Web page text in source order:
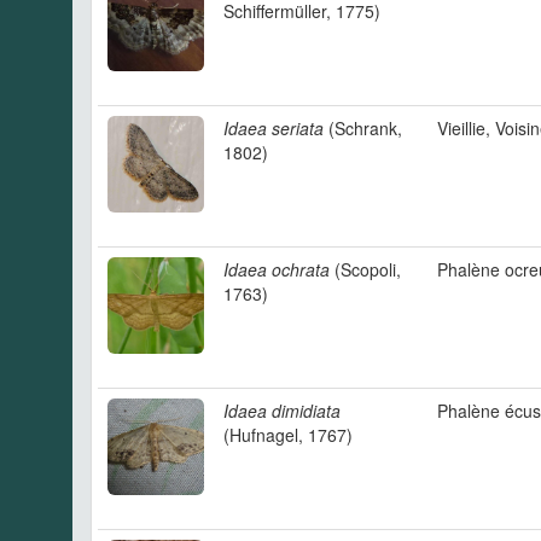
Schiffermüller, 1775)
Idaea seriata (Schrank,
1802)
Vieillie,
Idaea ochrata (Scopoli,
1763)
Phalène
Idaea dimidiata
(Hufnagel, 1767)
Phalène